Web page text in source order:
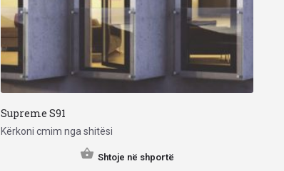
Supreme S91
Kërkoni cmim nga shitësi
Shtoje në shportë